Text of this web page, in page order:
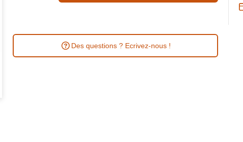
Des questions ? Ecrivez-nous !